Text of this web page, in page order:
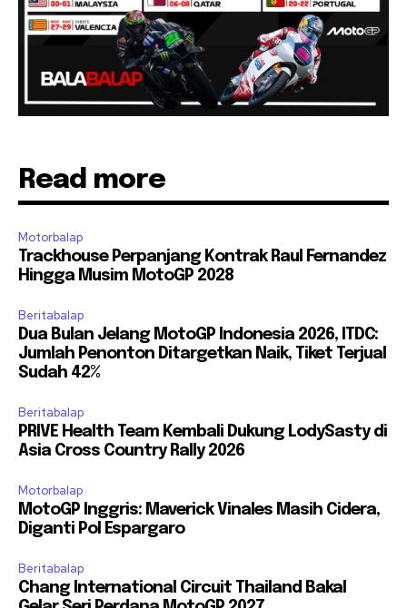
Read more
Motorbalap
Trackhouse Perpanjang Kontrak Raul Fernandez
Hingga Musim MotoGP 2028
Beritabalap
Dua Bulan Jelang MotoGP Indonesia 2026, ITDC:
Jumlah Penonton Ditargetkan Naik, Tiket Terjual
Sudah 42%
Beritabalap
PRIVE Health Team Kembali Dukung LodySasty di
Asia Cross Country Rally 2026
Motorbalap
MotoGP Inggris: Maverick Vinales Masih Cidera,
Diganti Pol Espargaro
Beritabalap
Chang International Circuit Thailand Bakal